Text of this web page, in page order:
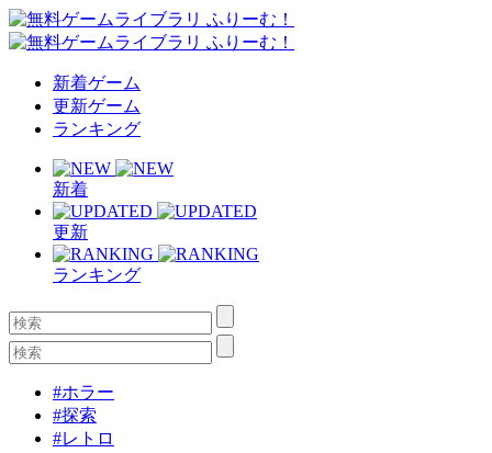
新着ゲーム
更新ゲーム
ランキング
新着
更新
ランキング
#ホラー
#探索
#レトロ